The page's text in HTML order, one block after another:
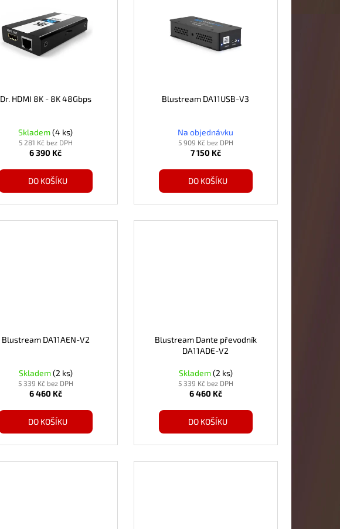
Dr. HDMI 8K - 8K 48Gbps
Skladem(4 ks)
5 281 Kč bez DPH
6 390 Kč
DO KOŠÍKU
Blustream DA11USB-V3
Na objednávku
5 909 Kč bez DPH
7 150 Kč
DO KOŠÍKU
Blustream DA11AEN-V2
Skladem(2 ks)
5 339 Kč bez DPH
6 460 Kč
DO KOŠÍKU
Blustream Dante převodník
DA11ADE-V2
Skladem(2 ks)
5 339 Kč bez DPH
6 460 Kč
DO KOŠÍKU